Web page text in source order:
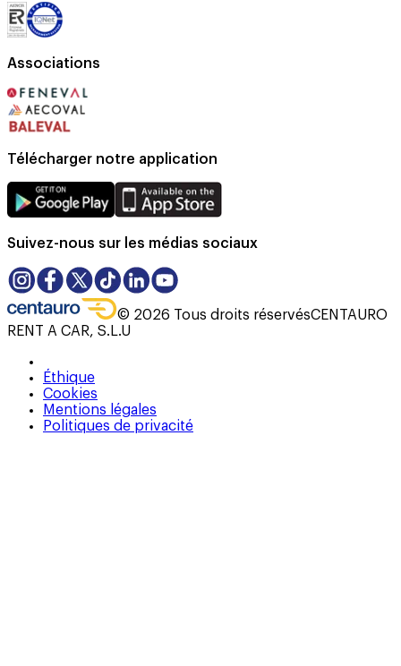
Associations
Télécharger notre application
Suivez-nous sur les médias sociaux
© 2026 Tous droits réservésCENTAURO
RENT A CAR, S.L.U
Éthique
Cookies
Mentions légales
Politiques de privacité